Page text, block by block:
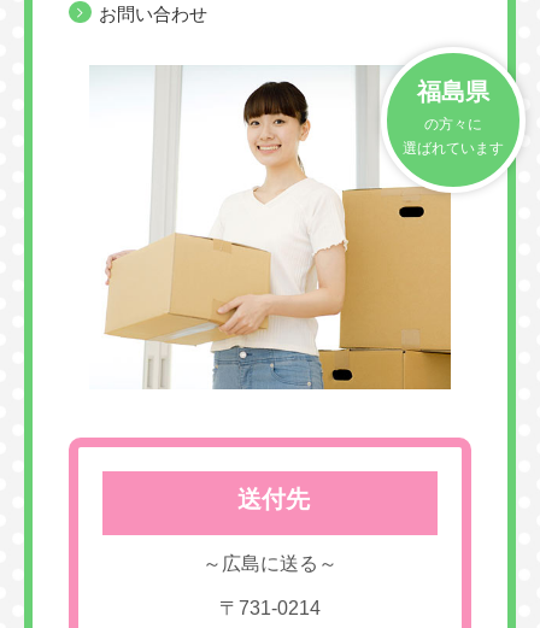
お問い合わせ
福島県
の方々に
選ばれています
送付先
～広島に送る～
〒731-0214